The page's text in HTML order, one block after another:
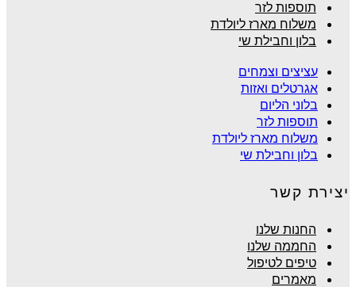
תוספות לזר
משלוח מארז ליולדת
בלון וחבילת שי
עציצים וצמחים
אגרטלים ואזות
בלוני הליום
תוספות לזר
משלוח מארז ליולדת
בלון וחבילת שי
יצירת קשר
החנות שלנו
החממה שלנו
טיפים לטיפול
מאמרים